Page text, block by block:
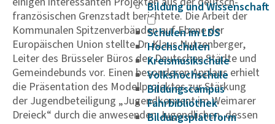
Bildung und Wissenschaft
Schulen im LDS
Hochschulen
Kreismusikschule
Volkshochschule
Bildungscampus
Fahrbibliothek
Bildungsplattform
französischen Grenzstadt berichtete. Die Arbeit der
Kommunalen Spitzenverbänden auf Ebene der
Europäischen Union stellte Dr. Klaus Nutzenberger,
Leiter des Brüsseler Büros des Deutschen Städte und
Gemeindebunds vor. Einen besonderen Applaus erhielt
die Präsentation des Modellprojektes zur Stärkung
der Jugendbeteiligung „Jugendkonvent im Weimarer
Dreieck“ durch die anwesenden Jugendlichen, dessen